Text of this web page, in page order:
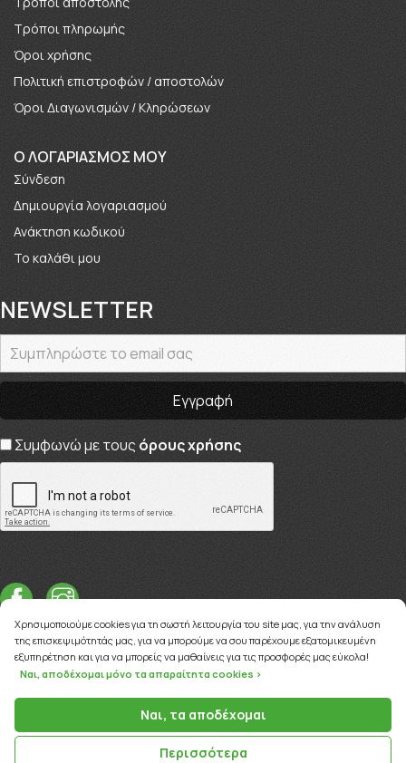
Τρόποι πληρωμής
Όροι χρήσης
Πολιτική επιστροφών / αποστολών
Όροι Διαγωνισμών / Κληρώσεων
O ΛΟΓΑΡΙΑΣΜΟΣ ΜΟΥ
Σύνδεση
Δημιουργία λογαριασμού
Ανάκτηση κωδικού
Το καλάθι μου
NEWSLETTER
Συμφωνώ με τουςόρους χρήσης
Χρησιμοποιούμε cookies για τη σωστή λειτουργία του site μας, για την ανάλυση
της επισκεψιμότητάς μας, για να μπορούμε να σου παρέχουμε εξατομικευμένη
εξυπηρέτηση και για να μπορείς να μαθαίνεις για τις προσφορές μας εύκολα!
Ναι, αποδέχομαι μόνο τα απαραίτητα cookies >
Ναι, τα αποδέχομαι
Περισσότερα